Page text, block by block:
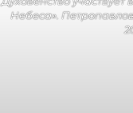
Небеса».